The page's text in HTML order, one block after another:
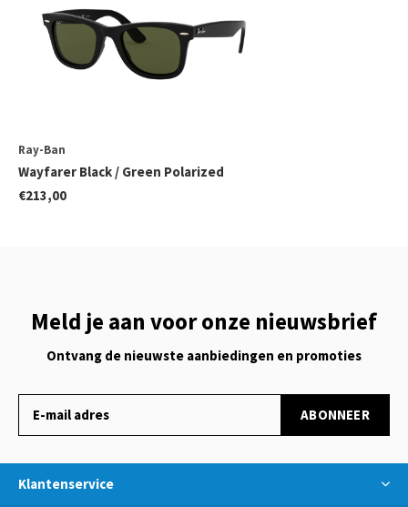
Ray-Ban
Wayfarer Black / Green Polarized
€213,00
Meld je aan voor onze nieuwsbrief
Ontvang de nieuwste aanbiedingen en promoties
ABONNEER
Klantenservice